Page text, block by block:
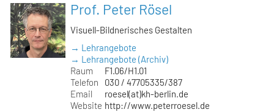
Prof. Peter Rösel
Visuell-Bildnerisches Gestalten
→ Lehrangebote
→ Lehrangebote (Archiv)
Raum
F1.06/H1.01
Telefon
030 / 47705335/387
Email
roesel(at)kh-berlin.de
Website http://www.peterroesel.de